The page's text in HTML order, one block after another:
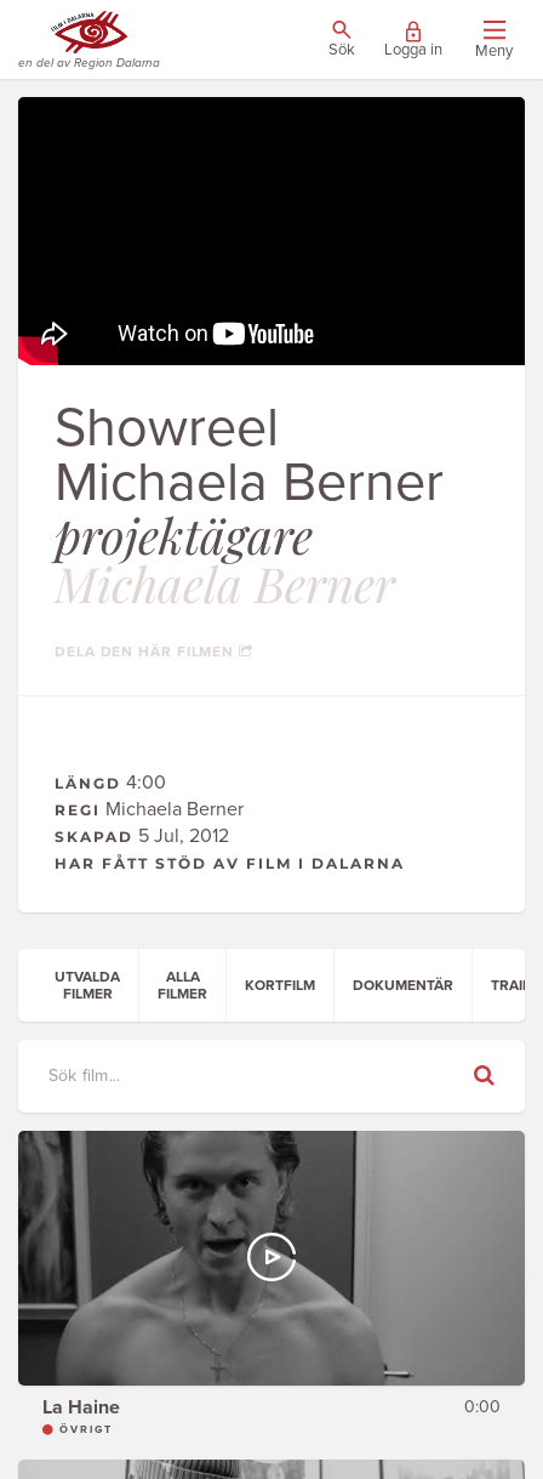
en del av Region Dalarna
Sök Logga in Meny
Showreel
Michaela Berner
projektägare
Michaela Berner
DELA DEN HÄR FILMEN
LÄNGD 4:00
REGI Michaela Berner
SKAPAD 5 Jul, 2012
HAR FÅTT STÖD AV FILM I DALARNA
UTVALDA
FILMER
ALLA
FILMER
KORTFILM DOKUMENTÄR
Sök
La Haine 0:00
ÖVRIGT